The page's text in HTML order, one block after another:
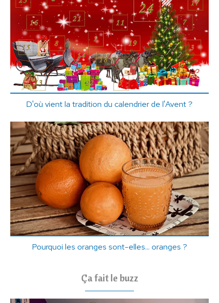
D'où vient la tradition du calendrier de l'Avent ?
Pourquoi les oranges sont-elles... oranges ?
Ça fait le buzz